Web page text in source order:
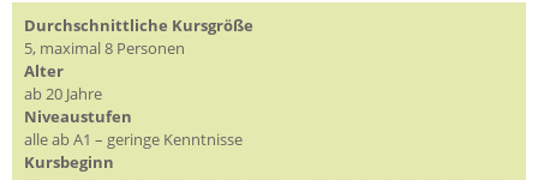
Durchschnittliche Kursgröße
5, maximal 8 Personen
Alter
ab 20 Jahre
Niveaustufen
alle ab A1 – geringe Kenntnisse
Kursbeginn